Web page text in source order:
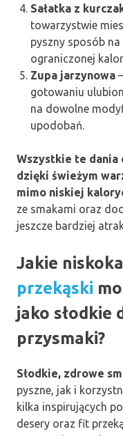
Sałatka z
towarzystwie
pyszny sposób
ograniczonej
Zupa jarzynowa
gotowaniu
na dowolne
upodobań.
Wszystkie te dania
dzięki świeżym
mimo niskiej
ze smakami oraz
jeszcze bardziej
Jakie
przekąski
jako słodkie
przysmaki?
Słodkie, zdrowe
pyszne, jak i
kilka inspirujących
desery oraz fit